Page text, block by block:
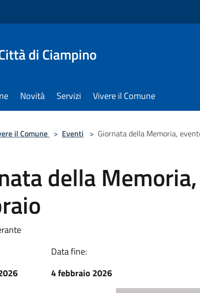
di Ciampino
Novità Servizi Vivere il Comune
il Comune > Eventi > Giornata della Memoria,
della
Data fine:
4 febbraio 2026